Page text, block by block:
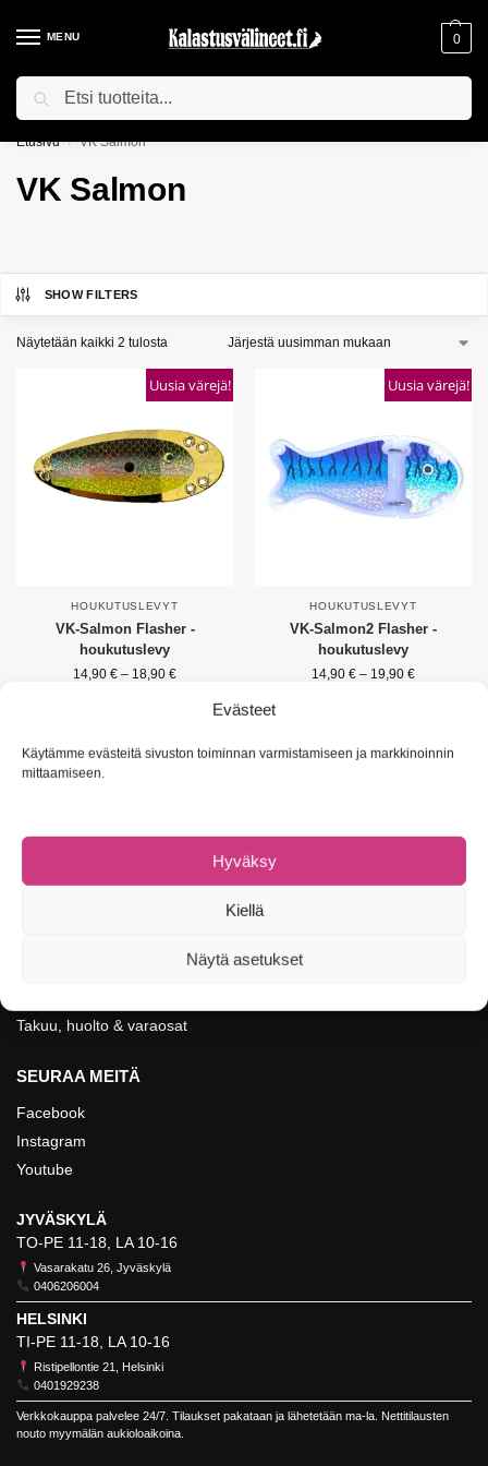
Evästeet
Käytämme evästeitä sivuston toiminnan varmistamiseen ja markkinoinnin
mittaamiseen.
Hyväksy
Kiellä
Näytä asetukset
MENU 0
ILMAINEN TOIMITUS YLI 75€ TILAUKSILLE!
Etusivu / VK Salmon
VK Salmon
SHOW FILTERS
Näytetään kaikki 2 tulosta
Uusia värejä!
HOUKUTUSLEVYT
VK-Salmon Flasher -
houkutuslevy
14,90 € – 18,90 €
Uusia värejä!
HOUKUTUSLEVYT
VK-Salmon2 Flasher -
houkutuslevy
14,90 € – 19,90 €
Näytetään kaikki 2 tulosta
Takuu, huolto & varaosat
SEURAA MEITÄ
Facebook
Instagram
Youtube
JYVÄSKYLÄ
TO-PE 11-18, LA 10-16
Vasarakatu 26, Jyväskylä
0406206004
HELSINKI
TI-PE 11-18, LA 10-16
Ristipellontie 21, Helsinki
0401929238
Verkkokauppa palvelee 24/7. Tilaukset pakataan ja lähetetään ma-la. Nettitilausten
nouto myymälän aukioloaikoina.